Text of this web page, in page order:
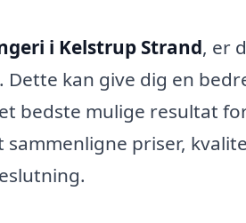
i Kelstrup Strand, er
kan give dig en
bedste mulige resultat
priser,